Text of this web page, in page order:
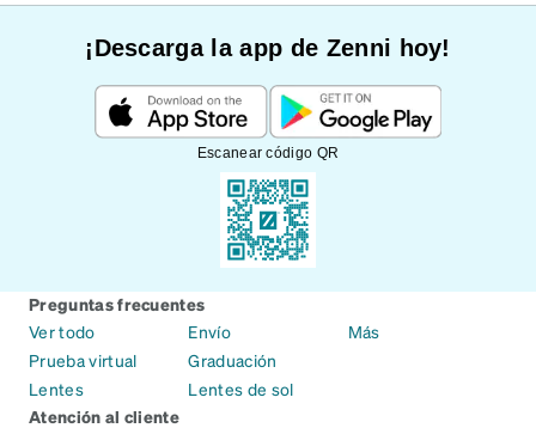
¡Descarga la app de Zenni hoy!
Escanear código QR
Preguntas frecuentes
Ver todo
Prueba virtual
Lentes
Envío
Graduación
Lentes de sol
Más
Atención al cliente